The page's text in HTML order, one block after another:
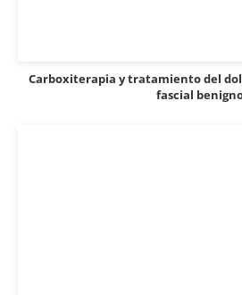
Carboxiterapia y tratamiento del
fascial